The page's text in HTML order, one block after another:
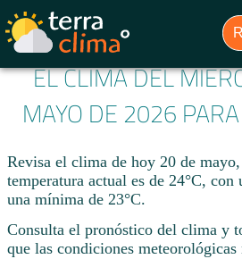
EL CLIMA DEL
MAYO DE 2026 PARA
Revisa el clima de hoy 20 de
temperatura actual es de 24°C,
una mínima de 23°C.​
Consulta el pronóstico del clima y
que las condiciones meteorológicas